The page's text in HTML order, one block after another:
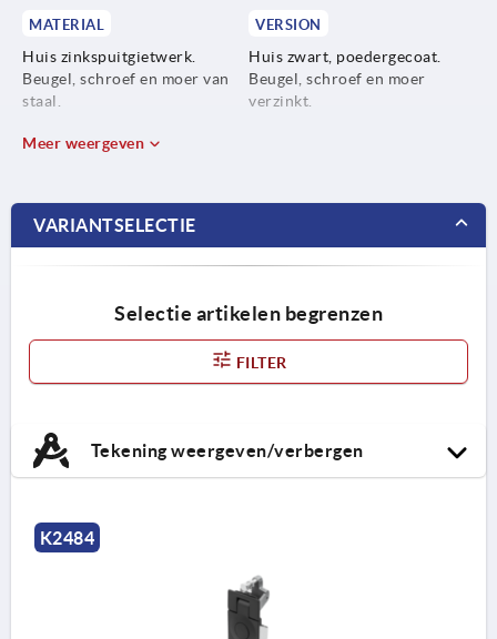
MATERIAL
Huis zinkspuitgietwerk.
Beugel, schroef en moer van
staal.
VERSION
Huis zwart, poedergecoat.
Beugel, schroef en moer
verzinkt.
Meer weergeven
VARIANTSELECTIE
Selectie artikelen begrenzen
FILTER
Tekening weergeven/verbergen
K2484